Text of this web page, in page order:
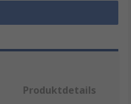
Produktdetails